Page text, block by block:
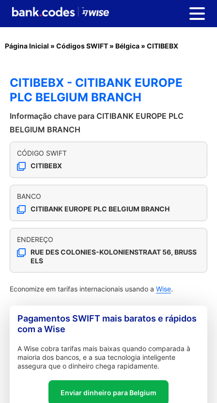
Página Inicial » Códigos SWIFT » Bélgica » CITIBEBX
CITIBEBX - CITIBANK EUROPE
PLC BELGIUM BRANCH
Informação chave para CITIBANK EUROPE PLC
BELGIUM BRANCH
CÓDIGO SWIFT
CITIBEBX
BANCO
CITIBANK EUROPE PLC BELGIUM BRANCH
ENDEREÇO
RUE DES COLONIES-KOLONIENSTRAAT 56, BRUSS
ELS
Economize em tarifas internacionais usando a Wise.
Pagamentos SWIFT mais baratos e rápidos
com a Wise
A Wise cobra tarifas mais baixas quando comparada à
maioria dos bancos, e a sua tecnologia inteligente
assegura que o dinheiro chega rapidamente.
Enviar dinheiro para Belgium